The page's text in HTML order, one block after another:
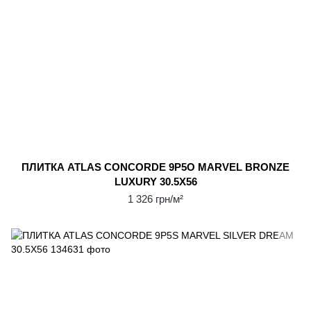
ПЛИТКА ATLAS CONCORDE 9P5O MARVEL BRONZE
LUXURY 30.5Х56
1 326 грн/м²